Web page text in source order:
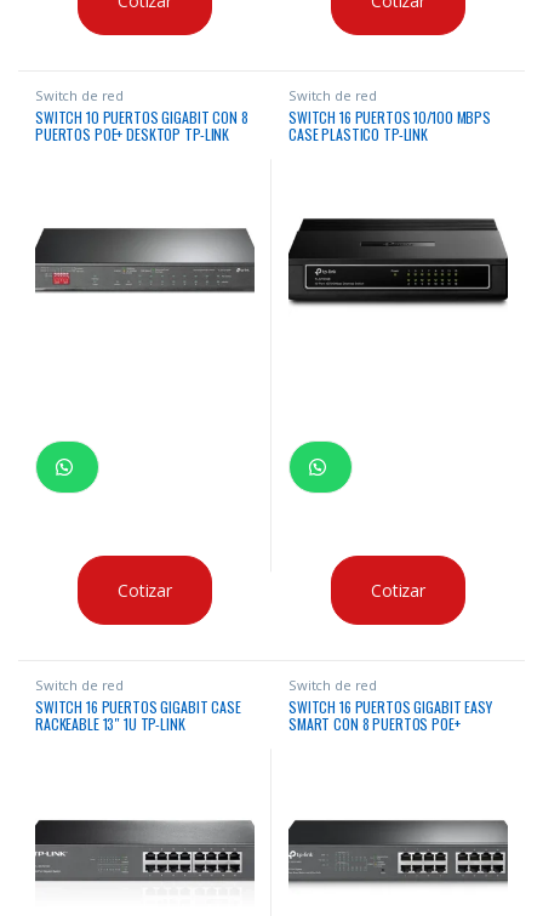
Switch de red
SWITCH 10 PUERTOS GIGABIT CON 8
PUERTOS POE+ DESKTOP TP-LINK
Cotizar
Switch de red
SWITCH 16 PUERTOS 10/100 MBPS
CASE PLASTICO TP-LINK
Cotizar
Switch de red
SWITCH 16 PUERTOS GIGABIT CASE
RACKEABLE 13″ 1U TP-LINK
Switch de red
SWITCH 16 PUERTOS GIGABIT EASY
SMART CON 8 PUERTOS POE+